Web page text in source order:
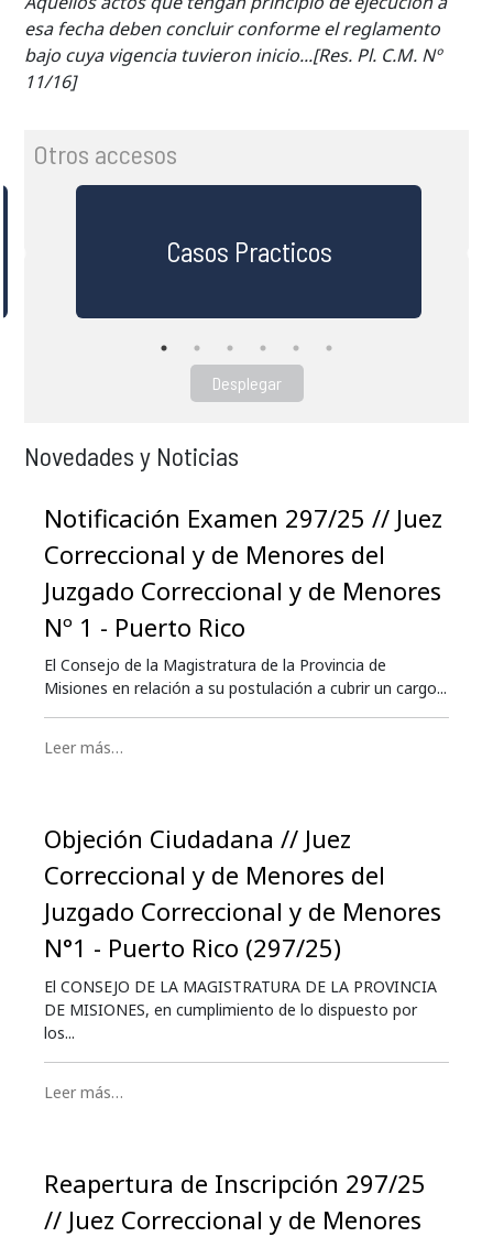
esa fecha deben concluir conforme el reglamento
bajo cuya vigencia tuvieron inicio...[Res. Pl. C.M. Nº
11/16]
Otros accesos
Casos Practicos
Desplegar
Novedades y Noticias
Notificación Examen 297/25 // Juez
Correccional y de Menores del
Juzgado Correccional y de Menores
Nº 1 - Puerto Rico
El Consejo de la Magistratura de la Provincia de
Misiones en relación a su postulación a cubrir un cargo...
Leer más…
Objeción Ciudadana // Juez
Correccional y de Menores del
Juzgado Correccional y de Menores
N°1 - Puerto Rico (297/25)
El CONSEJO DE LA MAGISTRATURA DE LA PROVINCIA
DE MISIONES, en cumplimiento de lo dispuesto por
los...
Leer más…
Reapertura de Inscripción 297/25
// Juez Correccional y de Menores